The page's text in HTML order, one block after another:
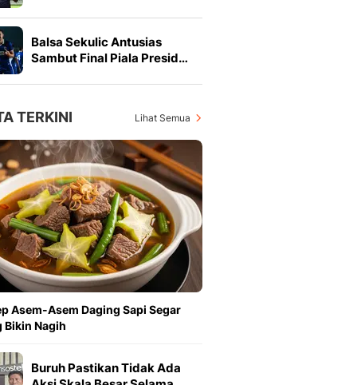
Balsa Sekulic Antusias
Sambut Final Piala Presid…
TERKINI Lihat Semua
Asem-Asem Daging Sapi Segar
Bikin Nagih
Buruh Pastikan Tidak Ada